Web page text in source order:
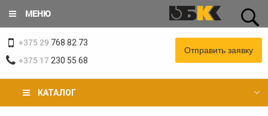
основному
содержанию
МЕНЮ
+375 29 768 82 73
+375 17 230 55 68
Отправить заявку
КАТАЛОГ